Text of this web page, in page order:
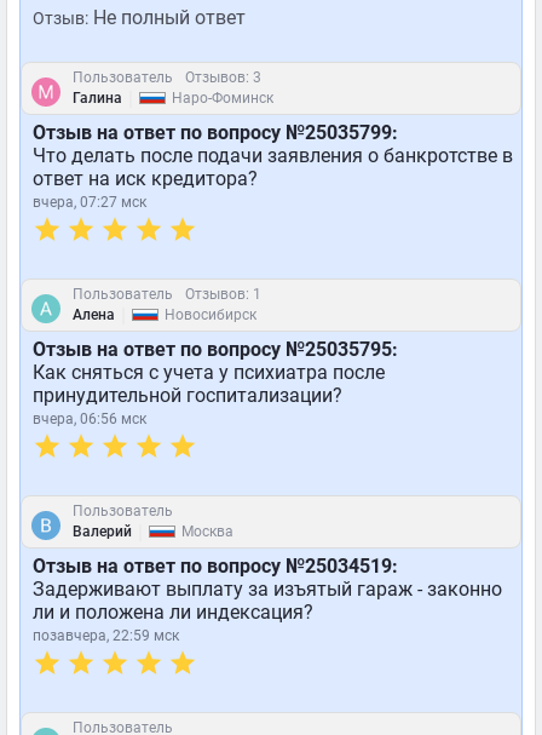
Отзыв: Не полный ответ
Пользователь
Отзывов: 3
Галина
Наро-Фоминск
Отзыв на ответ по вопросу №25035799:
Что делать после подачи заявления о банкротстве в
ответ на иск кредитора?
вчера, 07:27 мск
Пользователь
Отзывов: 1
Алена
Новосибирск
Отзыв на ответ по вопросу №25035795:
Как сняться с учета у психиатра после
принудительной госпитализации?
вчера, 06:56 мск
Пользователь
Валерий
Москва
Отзыв на ответ по вопросу №25034519:
Задерживают выплату за изъятый гараж - законно
ли и положена ли индексация?
позавчера, 22:59 мск
Пользователь